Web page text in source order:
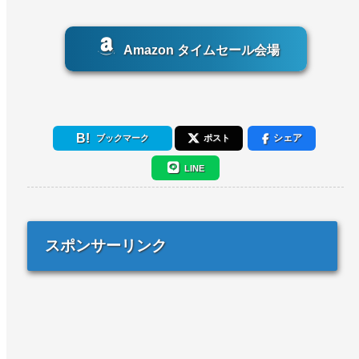
Amazon タイムセール会場
ブックマーク ポスト シェア
LINE
スポンサーリンク